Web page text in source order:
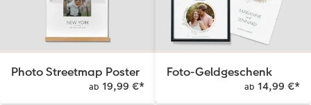
Photo Streetmap Poster
ab 19,99 €*
Foto-Geldgeschenk
ab 14,99 €*